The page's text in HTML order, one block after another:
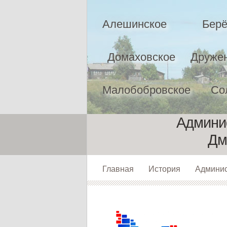
Алешинское
Домаховское
Малобобровское
Главная История